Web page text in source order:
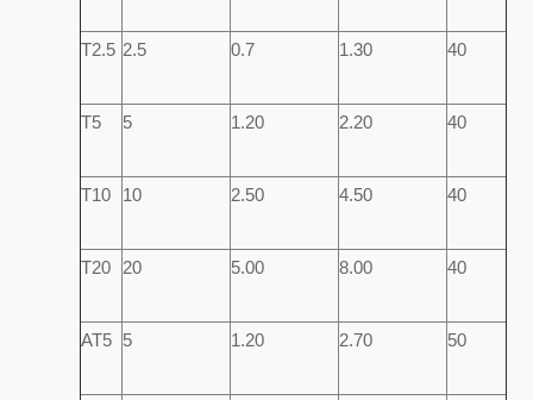
T2.5 2.5 0.7 1.30 40
T5 5 1.20 2.20 40
T10 10 2.50 4.50 40
T20 20 5.00 8.00 40
AT5 5 1.20 2.70 50